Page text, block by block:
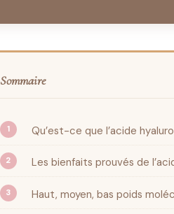
Sommaire
Qu’est-ce que l’acide
Les bienfaits prouvés de
Haut, moyen, bas poids